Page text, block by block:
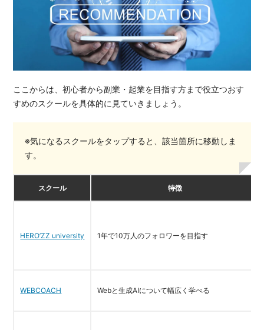
ここからは、初心者から副業・起業を目指す方まで役立つおす
すめのスクールを具体的に見ていきましょう。
※気になるスクールをタップすると、該当箇所に移動しま
す。
スクール 特徴
HERO’ZZ university 1年で10万人のフォロワーを目指す
WEBCOACH Webと生成AIについて幅広く学べる